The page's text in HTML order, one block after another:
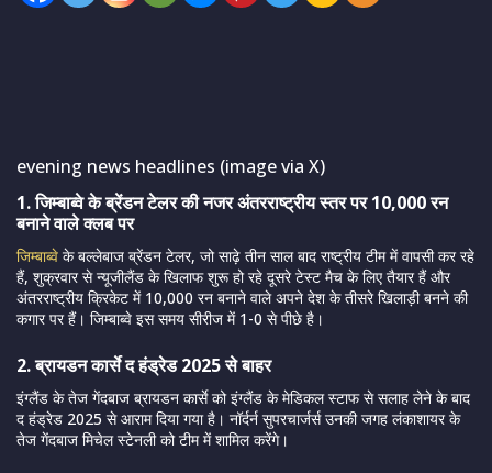
evening news headlines (image via X)
1. जिम्बाब्वे के ब्रेंडन टेलर की नजर अंतरराष्ट्रीय स्तर पर 10,000 रन
बनाने वाले क्लब पर
जिम्बाब्वे के बल्लेबाज ब्रेंडन टेलर, जो साढ़े तीन साल बाद राष्ट्रीय टीम में वापसी कर रहे
हैं, शुक्रवार से न्यूजीलैंड के खिलाफ शुरू हो रहे दूसरे टेस्ट मैच के लिए तैयार हैं और
अंतरराष्ट्रीय क्रिकेट में 10,000 रन बनाने वाले अपने देश के तीसरे खिलाड़ी बनने की
कगार पर हैं। जिम्बाब्वे इस समय सीरीज में 1-0 से पीछे है।
2. ब्रायडन कार्से द हंड्रेड 2025 से बाहर
इंग्लैंड के तेज गेंदबाज ब्रायडन कार्से को इंग्लैंड के मेडिकल स्टाफ से सलाह लेने के बाद
द हंड्रेड 2025 से आराम दिया गया है। नॉर्दर्न सुपरचार्जर्स उनकी जगह लंकाशायर के
तेज गेंदबाज मिचेल स्टेनली को टीम में शामिल करेंगे।